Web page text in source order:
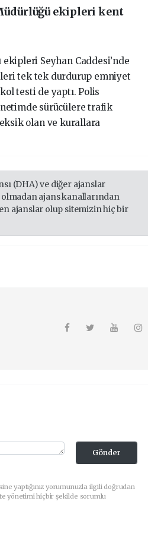
ekipleri kent
Seyhan Caddesi’nde
tek tek durdurup emniyet
testi de yaptı. Polis
sürücülere trafik
olan ve kurallara
(DHA) ve diğer ajanslar
ajans kanallarından
ajanslar olup sitemizin hiç bir
Gönder
yaptığınız yorumunuzla ilgili doğrudan
yönetimi hiçbir şekilde sorumlu